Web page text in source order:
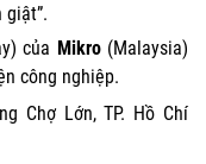
giật”.
của Mikro(Malaysia)
công nghiệp.
Chợ Lớn, TP. Hồ Chí